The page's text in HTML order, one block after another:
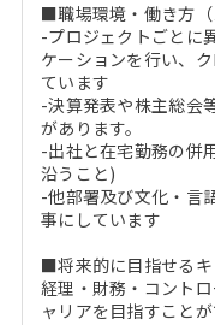
■職場環境・働き方（
-プロジェクトごとに
ケーションを行い、
ています
-決算発表や株主総会
があります。
-出社と在宅勤務の併
沿うこと)
-他部署及び文化・言
事にしています
■将来的に目指せる
経理・財務・コント
ャリアを目指すこと